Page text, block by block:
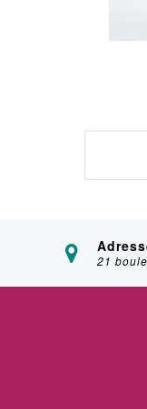
21